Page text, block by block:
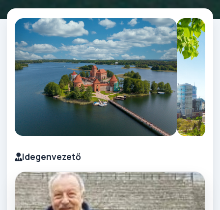
Idegenvezető